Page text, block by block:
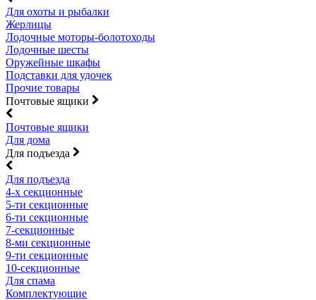
Для охоты и рыбалки
Жерлицы
Лодочные моторы-болотоходы
Лодочные шесты
Оружейные шкафы
Подставки для удочек
Прочие товары
Почтовые ящики
Почтовые ящики
Для дома
Для подъезда
Для подъезда
4-х секционные
5-ти секционные
6-ти секционные
7-секционные
8-ми секционные
9-ти секционные
10-секционные
Для спама
Комплектующие